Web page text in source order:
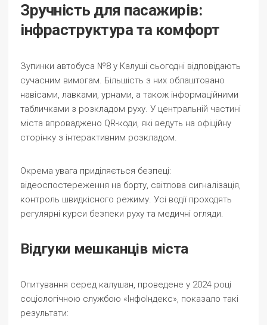
Зручність для пасажирів:
інфраструктура та комфорт
Зупинки автобуса №8 у Калуші сьогодні відповідають
сучасним вимогам. Більшість з них облаштовано
навісами, лавками, урнами, а також інформаційними
табличками з розкладом руху. У центральній частині
міста впроваджено QR-коди, які ведуть на офіційну
сторінку з інтерактивним розкладом.
Окрема увага приділяється безпеці:
відеоспостереження на борту, світлова сигналізація,
контроль швидкісного режиму. Усі водії проходять
регулярні курси безпеки руху та медичні огляди.
Відгуки мешканців міста
Опитування серед калушан, проведене у 2024 році
соціологічною службою «ІнфоІндекс», показало такі
результати: